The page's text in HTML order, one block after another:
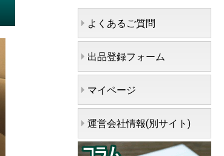
よくあるご質問
出品登録フォーム
マイページ
運営会社情報(別サイト)